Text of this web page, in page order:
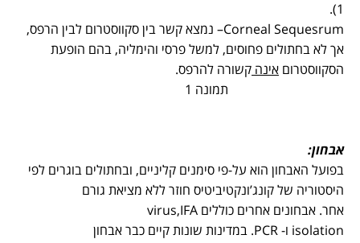
1).
Corneal Sequesrum– נמצא קשר בין סקווסטרום לבין הרפס,
אך לא בחתולים פחוסים, למשל פרסי והימליה, בהם הופעת
הסקווסטרום אינה קשורה להרפס.
תמונה 1
אבחון:
בפועל האבחון הוא על-פי סימנים קליניים, ובחתולים בוגרים לפי
היסטוריה של קונג’ונקטיביטיס חוזר ללא מציאת גורם
אחר. אבחונים אחרים כוללים IFA
,
virus
isolation ו-PCR. במדינות שונות קיים כבר אבחון